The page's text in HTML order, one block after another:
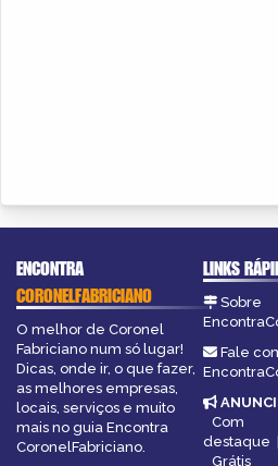
ENCONTRA
CORONELFABRICIANO
O melhor de Coronel
Fabriciano num só lugar!
Dicas, onde ir, o que fazer,
as melhores empresas,
locais, serviços e muito
mais no guia Encontra
CoronelFabriciano.
LINKS
Sobre
Fale
Com
destaque |
Grátis